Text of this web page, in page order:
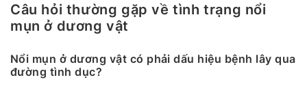
Câu hỏi thường gặp về tình trạng nổi
mụn ở dương vật
Nổi mụn ở dương vật có phải dấu hiệu bệnh lây qua
đường tình dục?